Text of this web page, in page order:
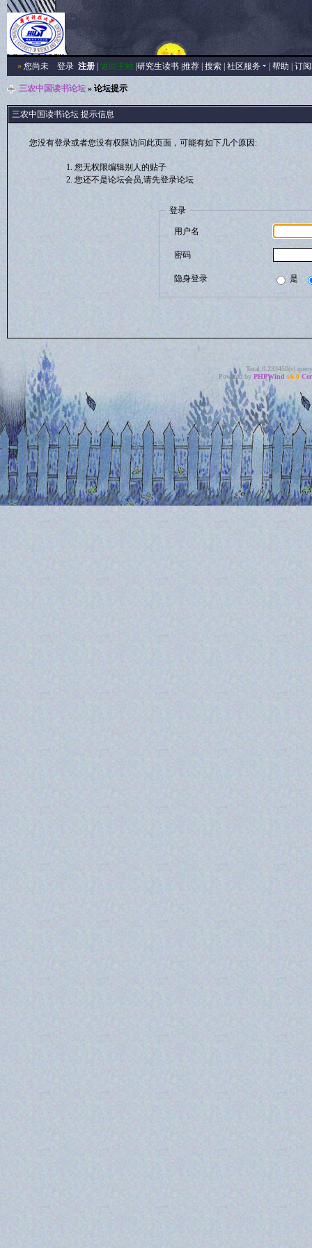
»您尚未 登录 注册| 返回主站| 研究生读书| 推荐| 搜索| 社区服务 帮助 订
三农中国读书论坛» 论坛提示
三农中国读书论坛 提示信息
您没有登录或者您没有权限访问此页面，可能有如下几个原因:
您无权限编辑别人的贴子
您还不是论坛会员,请先登录论坛
登录
用户名
密码
隐身登录 是
Total 0.233450(s)
Powered by PHPWind v6.0